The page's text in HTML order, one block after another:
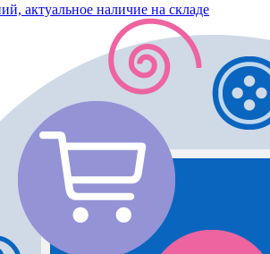
актуальное наличие на складе